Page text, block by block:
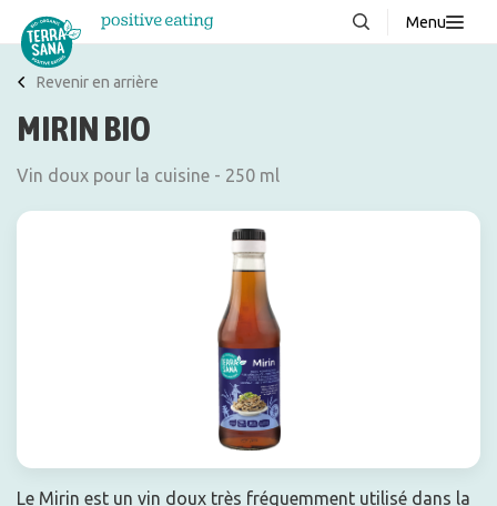
Menu
À propos de nous
Blog
Revenir en arrière
MIRIN BIO
Vin doux pour la cuisine - 250 ml
Le Mirin est un vin doux très fréquemment utilisé dans la